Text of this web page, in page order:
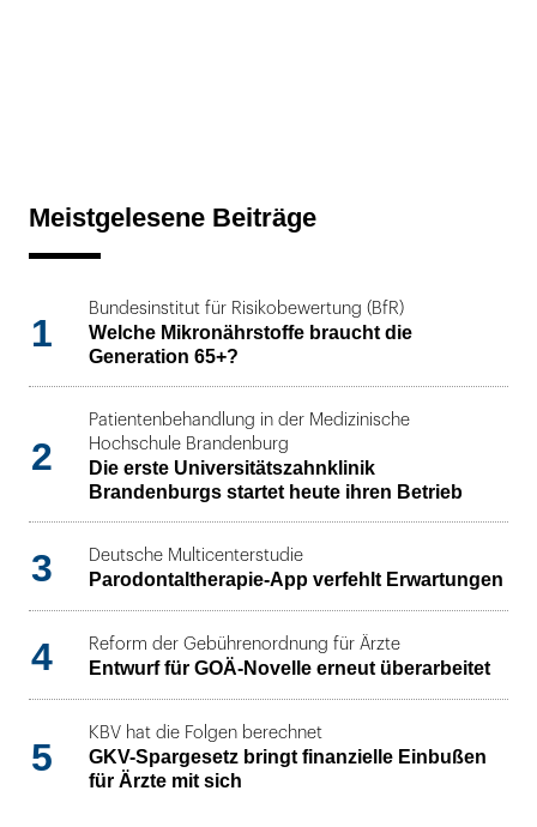
Meistgelesene Beiträge
1
Bundesinstitut für Risikobewertung (BfR)
Welche Mikronährstoffe braucht die
Generation 65+?
2
Patientenbehandlung in der Medizinische
Hochschule Brandenburg
Die erste Universitätszahnklinik
Brandenburgs startet heute ihren Betrieb
3 Deutsche Multicenterstudie
Parodontaltherapie-App verfehlt Erwartungen
4 Reform der Gebührenordnung für Ärzte
Entwurf für GOÄ-Novelle erneut überarbeitet
5
KBV hat die Folgen berechnet
GKV-Spargesetz bringt finanzielle Einbußen
für Ärzte mit sich